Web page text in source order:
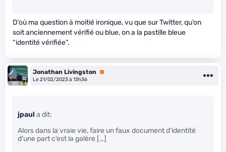
D’où ma question à moitié ironique, vu que sur Twitter, qu’on
soit anciennement vérifié ou blue, on a la pastille bleue
“identité vérifiée”.
Jonathan Livingston
Premium
Le 21/02/2023 à 13h36
jpaul a dit:
Alors dans la vraie vie, faire un faux document d’identité
d’une part c’est la galère […]